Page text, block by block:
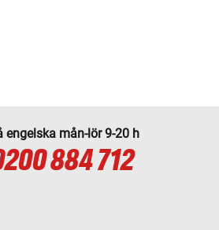
engelska mån-lör 9-20 h
884 712